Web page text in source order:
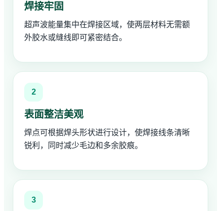
焊接牢固
超声波能量集中在焊接区域，使两层材料无需额
外胶水或缝线即可紧密结合。
2
表面整洁美观
焊点可根据焊头形状进行设计，使焊接线条清晰
锐利，同时减少毛边和多余胶痕。
3